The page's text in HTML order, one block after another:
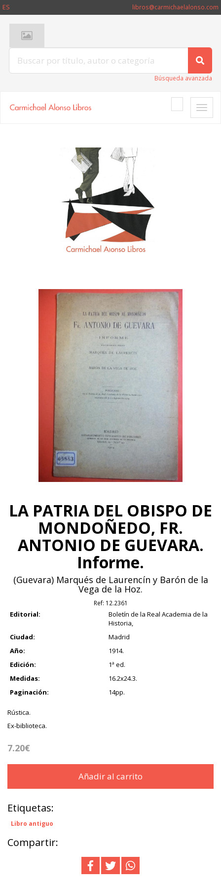
ES libros@carmichaelalonso.com
Búsqueda avanzada
Toggle
LA PATRIA DEL OBISPO DE
MONDOÑEDO, FR.
ANTONIO DE GUEVARA.
Informe.
(Guevara) Marqués de Laurencín y Barón de la
Vega de la Hoz.
Ref: 12.2361
Editorial:
Boletín de la Real Academia de la
Historia,
Ciudad:
Madrid
Año:
1914.
Edición:
1ª ed.
Medidas:
16.2x24.3.
Paginación:
14pp.
Rústica.
Ex-biblioteca.
7.20€
Añadir al carrito
Etiquetas:
Libro antiguo
Compartir: